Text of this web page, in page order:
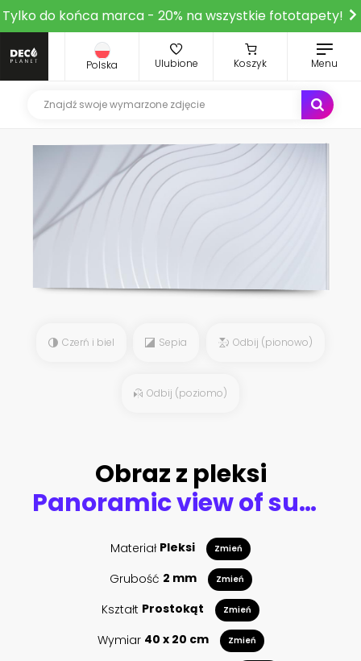
Tylko do końca marca - 20% na wszystkie fototapety!
Polska Ulubione Koszyk Menu
Czerń i biel Sepia Odbij (pionowo)
Odbij (poziomo)
Obraz z pleksi
Panoramic view of sunset behind grass field and olive trees
Materiał Pleksi Zmień
Grubość 2 mm Zmień
Kształt Prostokąt Zmień
Wymiar 40 x 20 cm Zmień